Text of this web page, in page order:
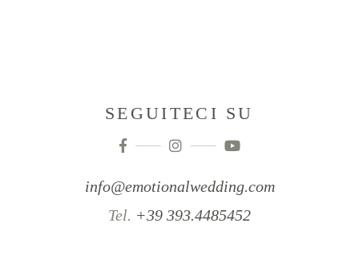
SEGUITECI SU
info@emotionalwedding.com
Tel. +39 393.4485452‬